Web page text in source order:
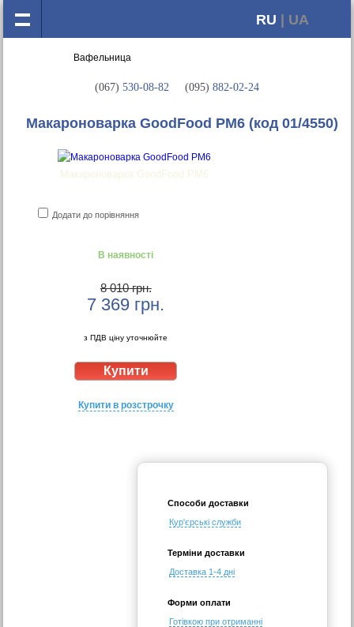
RU | UA
(067) 530-08-82 (095) 882-02-24
Макароноварка GoodFood PM6 (код 01/4550)
Макароноварка GoodFood PM6
Додати до порівняння
В наявності
8 010 грн.
7 369 грн.
з ПДВ ціну уточнюйте
Купити в розстрочку
Способи доставки
Кур'єрські служби
Терміни доставки
Доставка 1-4 дні
Форми оплати
Готівкою при отриманні